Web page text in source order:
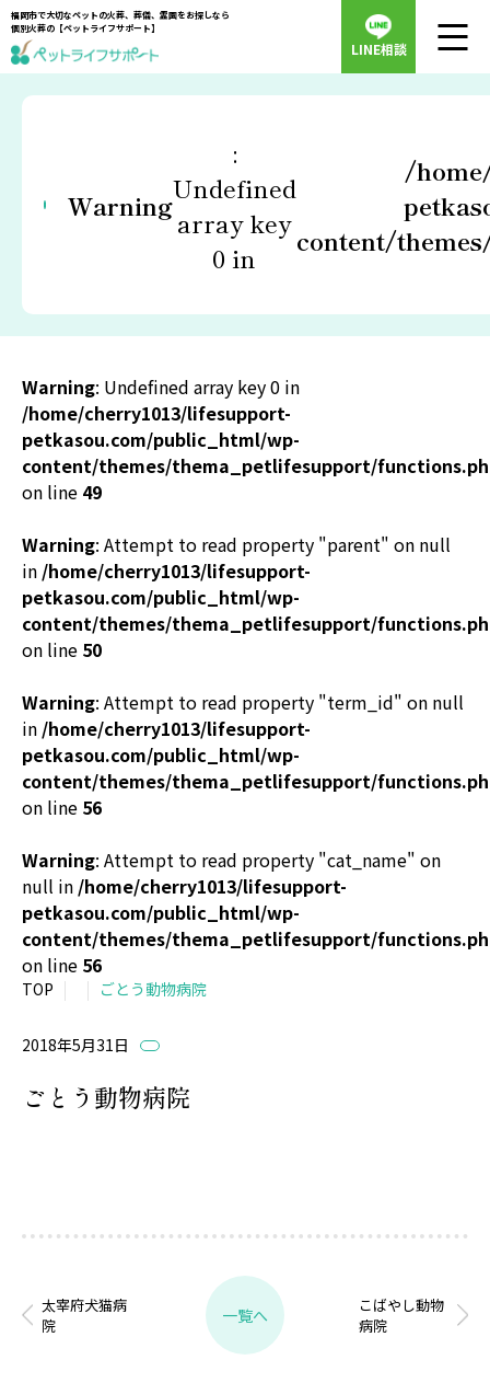
福岡市で大切なペットの火葬、葬儀、霊園をお探しなら
個別火葬の【ペットライフサポート】
LINE相談
Warning
:
Undefined
array key
0 in
/
content/
Warning: Undefined array key 0 in
/home/cherry1013/lifesupport-
petkasou.com/public_html/wp-
content/themes/thema_petlifesupport/
on line 49
Warning: Attempt to read property "parent" on null
in /home/cherry1013/lifesupport-
petkasou.com/public_html/wp-
content/themes/thema_petlifesupport/
on line 50
Warning: Attempt to read property "term_id" on null
in /home/cherry1013/lifesupport-
petkasou.com/public_html/wp-
content/themes/thema_petlifesupport/
on line 56
Warning: Attempt to read property "cat_name" on
null in /home/cherry1013/lifesupport-
petkasou.com/public_html/wp-
content/themes/thema_petlifesupport/
on line 56
TOP ごとう動物病院
2018年5月31日
ごとう動物病院
太宰府犬猫病
院
一覧へ
こばやし動物
病院